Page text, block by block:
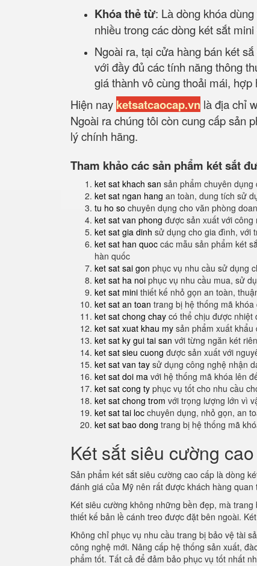
Khóa thẻ từ: Là dòng khóa
nhiều trong các dòng két sắt
Ngoài ra, tại cửa hàng bán két
với đầy đủ các tính năng thông
giá thành vô cùng thoải mái,
Hiện nay ketsatcaocap.vn là địa chỉ
Ngoài ra chúng tôi còn cung cấp sản
lý chính hãng.
Tham khảo các sản phẩm két sắt
ket sat khach san sản phẩm chuyên dụng
ket sat ngan hang an toàn, dung tích sử
tu ho so chuyên dụng cho văn phòng
ket sat van phong được sản xuất với
ket sat gia dinh sử dụng cho gia đình, với
ket sat han quoc các mẫu sản phẩm két
hàn quốc
ket sat sai gon phục vụ nhu cầu sử dụng
ket sat ha noi phục vụ nhu cầu mua, sử
ket sat mini thiết kế nhỏ gọn an toàn,
ket sat an toan trang bị hệ thống mã
ket sat chong chay có thể chịu được nhiệt
ket sat xuat khau my sản phẩm xuất
ket sat ky gui tai san với từng ngăn két
ket sat sieu cuong được sản xuất với
ket sat van tay sử dụng công nghệ nhận
ket sat doi ma với hệ thống mã khóa lên
ket sat cong ty phục vụ tốt cho nhu cầu
ket sat chong trom với trọng lượng lớn vì
ket sat tai loc chuyên dụng, nhỏ gọn, an
ket sat bao dong trang bị hệ thống mã
Két sắt siêu cường
Sản phẩm két sắt siêu cường cao cấp là dòng
đánh giá của Mỹ nên rất được khách hàng quan
Két siêu cường không những bền đẹp, mà
thiết kế bản lề cánh treo được đặt bên ngoài.
Không chỉ phục vụ nhu cầu trang bị bảo vệ tài
công nghệ mới. Nâng cấp hệ thống sản xuất,
phẩm tốt. Tất cả để đảm bảo phục vụ tốt nhất